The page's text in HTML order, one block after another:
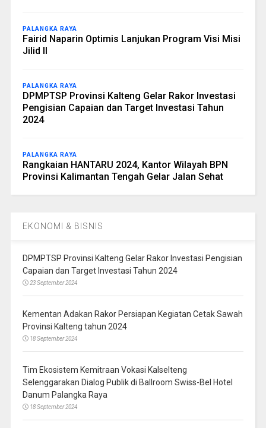
PALANGKA RAYA
Fairid Naparin Optimis Lanjukan Program Visi Misi
Jilid II
PALANGKA RAYA
DPMPTSP Provinsi Kalteng Gelar Rakor Investasi
Pengisian Capaian dan Target Investasi Tahun
2024
PALANGKA RAYA
Rangkaian HANTARU 2024, Kantor Wilayah BPN
Provinsi Kalimantan Tengah Gelar Jalan Sehat
EKONOMI & BISNIS
DPMPTSP Provinsi Kalteng Gelar Rakor Investasi Pengisian
Capaian dan Target Investasi Tahun 2024
23 September 2024
Kementan Adakan Rakor Persiapan Kegiatan Cetak Sawah
Provinsi Kalteng tahun 2024
18 September 2024
Tim Ekosistem Kemitraan Vokasi Kalselteng
Selenggarakan Dialog Publik di Ballroom Swiss-Bel Hotel
Danum Palangka Raya
18 September 2024